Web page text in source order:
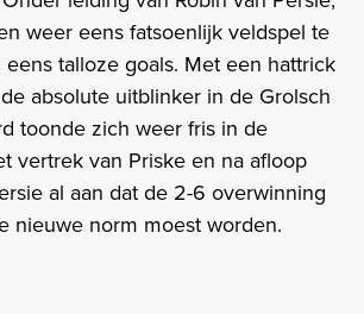
weer eens fatsoenlijk veldspel te
talloze goals. Met een hattrick
absolute uitblinker in de Grolsch
toonde zich weer fris in de
vertrek van Priske en na afloop
al aan dat de 2-6 overwinning
nieuwe norm moest worden.